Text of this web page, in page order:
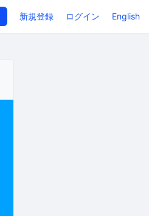
新規登録 ログイン English